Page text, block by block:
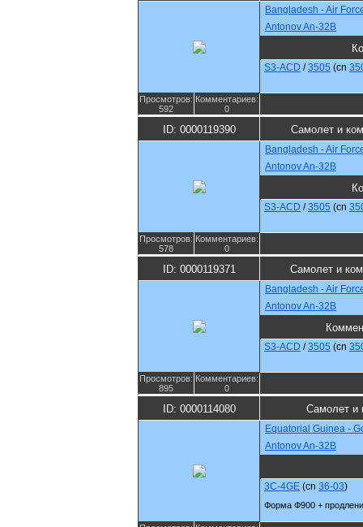
Bangladesh - Air
Antonov An-32B
S3-ACD /3505 (cn
Просмотров:
592
Комментариев:
0
ID: 0000119390 Самолет и
Bangladesh - Air
Antonov An-32B
S3-ACD /3505 (cn
Просмотров:
578
Комментариев:
0
ID: 0000119371 Самолет и
Bangladesh - Air
Antonov An-32B
S3-ACD /3505 (cn
Просмотров:
895
Комментариев:
0
ID: 0000114080 Самолет и
Equatorial Guinea -
Antonov An-32B
3C-4GE (cn 36-03)
Форма Ф900 +